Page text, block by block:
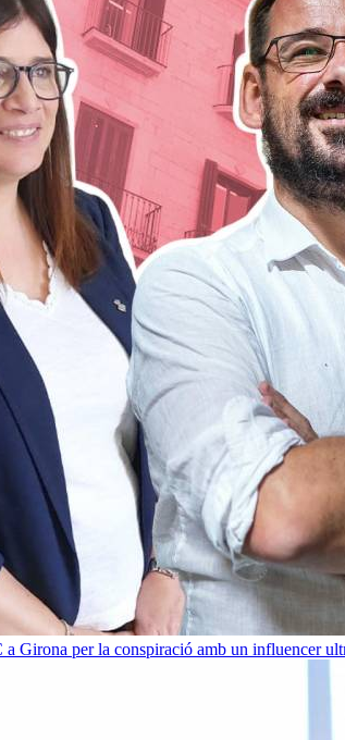
Girona per la conspiració amb un influencer